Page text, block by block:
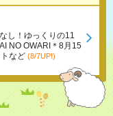
し！ゆっくりの11
NO OWARI＊8月15
など (8/7UP!)